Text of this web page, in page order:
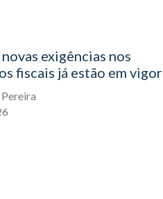
novas exigências nos
fiscais já estão em vigor